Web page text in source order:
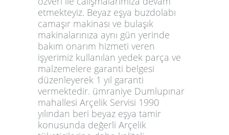
etmekteyiz. Beyaz eşya buzdolabı
camaşır makinası ve bulaşık
makinalarınıza aynı gün yerinde
bakım onarım hizmeti veren
işyerimiz kullanılan yedek parça ve
malzemelere garanti belgesi
düzenleyerek 1 yıl garanti
vermektedir. ümraniye Dumlupınar
mahallesi Arçelik Servisi 1990
yılından beri beyaz eşya tamir
konusunda değerli Arçelik